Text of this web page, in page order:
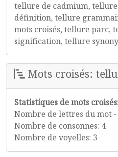
tellure de cadmium,
définition, tellure
mots croisés, tellure parc,
signification, tellure
Mots croisés:
Statistiques de mots
Nombre de lettres du mot -
Nombre de consonnes: 4
Nombre de voyelles: 3